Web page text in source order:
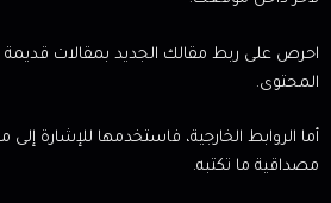
احرص على ربط مقالك الجديد بمقالات
المحتوى.
أما الروابط الخارجية، فاستخدمها للإشارة
مصداقية ما تكتبه.